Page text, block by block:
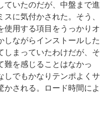
ていたのだが、中盤まで進
に気付かされた。そう、
使用する項目をうっかりオ
しながらインストールした
しまっていたわけだが、そ
難を感じることはなかっ
しでもかなりテンポよくサ
かされる。ロード時間によ